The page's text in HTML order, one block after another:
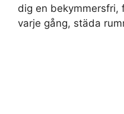
dig en bekymmersfri,
varje gång, städa